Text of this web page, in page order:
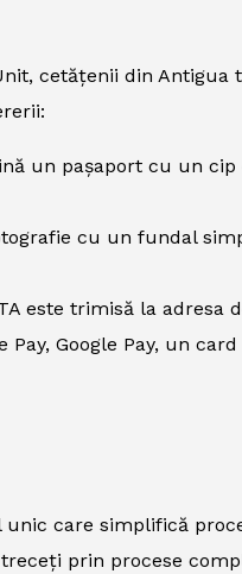
cetățenii din Antigua
un pașaport cu un
cu un fundal
este trimisă la adresa
Google Pay, un
unic care simplifică
prin procese